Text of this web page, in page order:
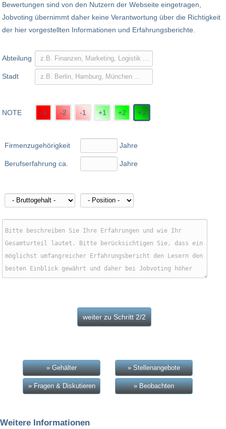
Bewertungen sind von den Nutzern der Webseite eingetragen,
Jobvoting übernimmt daher keine Verantwortung über die Richtigkeit
der hier vorgestellten Informationen und Erfahrungsberichte.
Abteilung
Stadt
NOTE -3 -2 -1 +1 +2 +3
Firmenzugehörigkeit
Berufserfahrung ca.
Jahre
Jahre
» Gehälter » Stellenangebote
» Fragen & Diskutieren » Beobachten
Weitere Informationen